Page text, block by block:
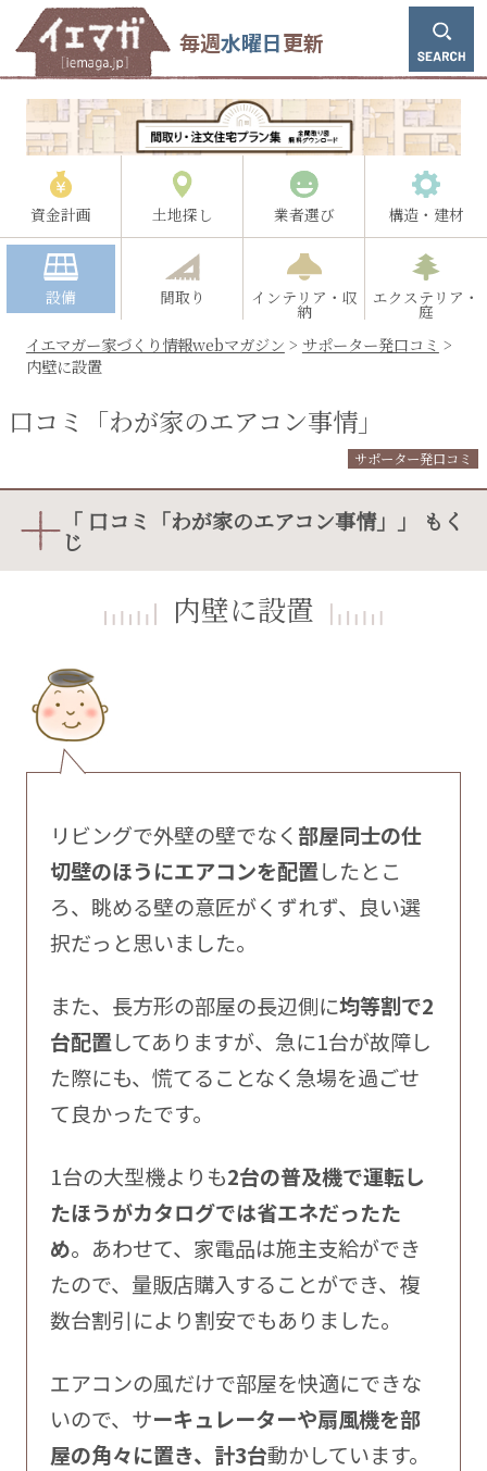
毎週水曜日更新
資金計画 土地探し 業者選び 構造・建材
設備 間取り インテリア・収
納
エクステリア・
庭
イエマガー家づくり情報webマガジン > サポーター発口コミ >
内壁に設置
口コミ「わが家のエアコン事情」
サポーター発口コミ
「 口コミ「わが家のエアコン事情」」 もく
じ
内壁に設置
リビングで外壁の壁でなく 部屋同士の仕
切壁のほうにエアコンを配置したとこ
ろ、眺める壁の意匠がくずれず、良い選
択だっと思いました。
また、長方形の部屋の長辺側に均等割で2
台配置してありますが、急に1台が故障し
た際にも、慌てることなく急場を過ごせ
て良かったです。
1台の大型機よりも2台の普及機で運転し
たほうがカタログでは省エネだったた
め。あわせて、家電品は施主支給ができ
たので、量販店購入することができ、複
数台割引により割安でもありました。
エアコンの風だけで部屋を快適にできな
いので、サーキュレーターや扇風機を部
屋の角々に置き、計3台動かしています。